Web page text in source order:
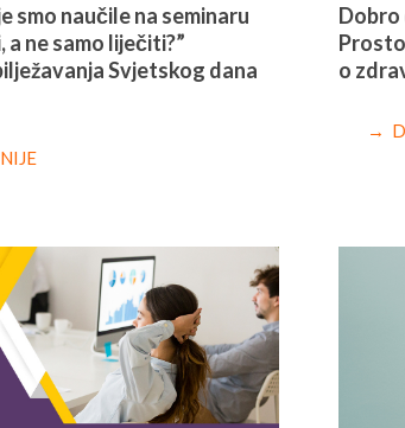
smo naučile na seminaru
a ne samo liječiti?”
Svjetskog dana
Dobro
o
→